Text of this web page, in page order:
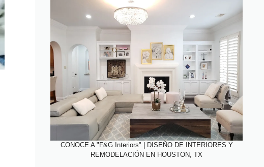
CONOCE A "F&G Interiors" | DISEÑO DE INTERIORES Y
REMODELACIÓN EN HOUSTON, TX